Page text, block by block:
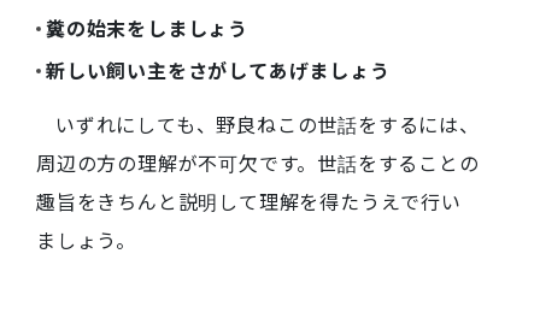
糞の始末をしましょう
新しい飼い主をさがしてあげましょう
いずれにしても、野良ねこの世話をするには、
周辺の方の理解が不可欠です。世話をすることの
趣旨をきちんと説明して理解を得たうえで行い
ましょう。